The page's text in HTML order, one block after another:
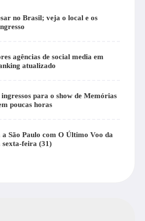
no Brasil; veja o local e os
agências de social media em
atualizado
para o show de Memórias
poucas horas
São Paulo com O Último Voo da
sexta-feira (31)